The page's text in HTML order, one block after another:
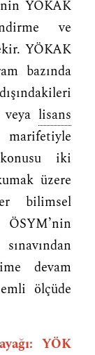
YÖKAK
ve
YÖKAK
bazında
lisans
marifetiyle
iki
üzere
bilimsel
devam
ölçüde
YÖK